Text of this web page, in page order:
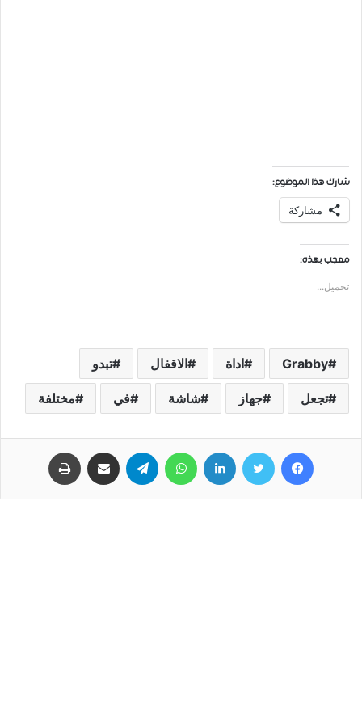
شارك هذا الموضوع:
مشاركة
معجب بهذه:
تحميل...
Grabby اداة الاقفال تبدو
تجعل جهاز شاشة في مختلفة
فيسبوك تويتر لينكدإن واتساب تيلقرام مشاركة عبر البريد